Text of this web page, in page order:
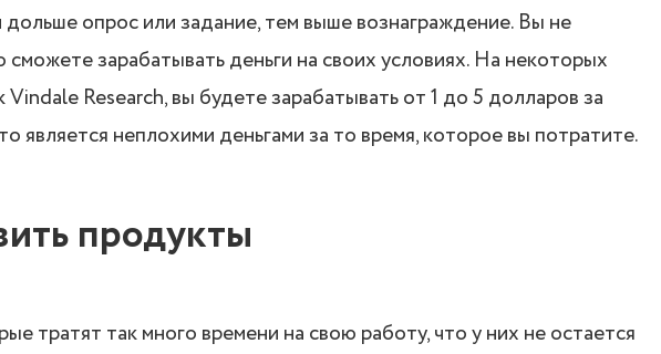
дольше опрос или задание, тем выше вознаграждение. Вы не
сможете зарабатывать деньги на своих условиях. На некоторых
Vindale Research, вы будете зарабатывать от 1 до 5 долларов за
является неплохими деньгами за то время, которое вы потратите.
продукты
тратят так много времени на свою работу, что у них не остается